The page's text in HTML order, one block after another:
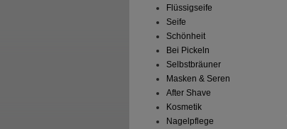
Flüssigseife
Seife
Schönheit
Bei Pickeln
Selbstbräuner
Masken & Seren
After Shave
Kosmetik
Nagelpflege